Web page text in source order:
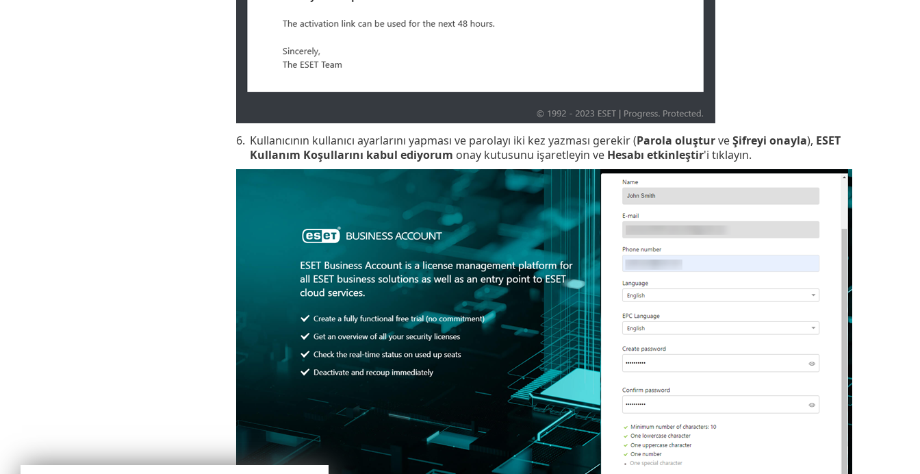
6. Kullanıcının kullanıcı ayarlarını yapması ve parolayı iki kez yazması gerekir (Parola oluşturveŞifreyi onayla), ESET
Kullanım Koşullarını kabul ediyorum onay kutusunu işaretleyin ve Hesabı etkinleştir'i tıklayın.